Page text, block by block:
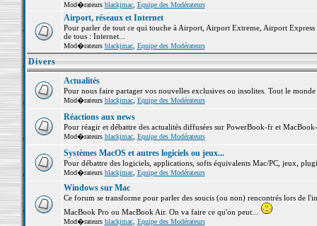
Mod�rateurs blackjmac, Equipe des Modérateurs
Airport, réseaux et Internet
Pour parler de tout ce qui touche à Airport, Airport Extreme, Airport
de tous : Internet...
Mod�rateurs blackjmac, Equipe des Modérateurs
Divers
Actualités
Pour nous faire partager vos nouvelles exclusives ou insolites. Tout le
Mod�rateurs blackjmac, Equipe des Modérateurs
Réactions aux news
Pour réagir et débattre des actualités diffusées sur PowerBook-fr et
Mod�rateurs blackjmac, Equipe des Modérateurs
Systèmes MacOS et autres logiciels ou jeux...
Pour débattre des logiciels, applications, softs équivalents Mac/PC, jeux,
Mod�rateurs blackjmac, Equipe des Modérateurs
Windows sur Mac
Ce forum se transforme pour parler des soucis (ou non) rencontrés lors de
MacBook Pro ou MacBook Air. On va faire ce qu'on peut...
Mod�rateurs blackjmac, Equipe des Modérateurs